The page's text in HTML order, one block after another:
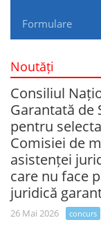
Formulare
Noutăți
Consiliul
Garantată de
pentru
Comisiei de
asistenței
care nu face
juridică
26 Mai 2026 concurs